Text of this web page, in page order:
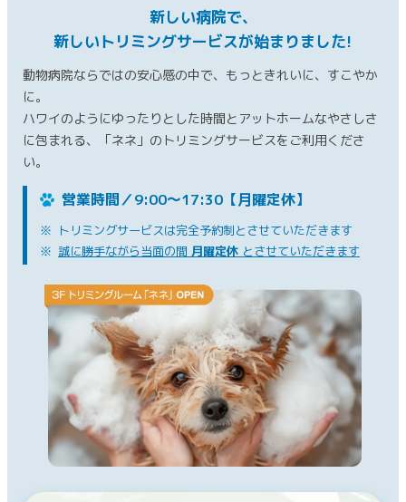
新しい病院で、
新しいトリミングサービスが始まりました!
動物病院ならではの安心感の中で、もっときれいに、すこやか
に。
ハワイのようにゆったりとした時間とアットホームなやさしさ
に包まれる、
「ネネ」のトリミングサービスをご利用くださ
い。
営業時間／9:00～17:30【月曜定休】
トリミングサービスは完全予約制とさせていただきます
誠に勝手ながら当面の間 月曜定休とさせていただきます